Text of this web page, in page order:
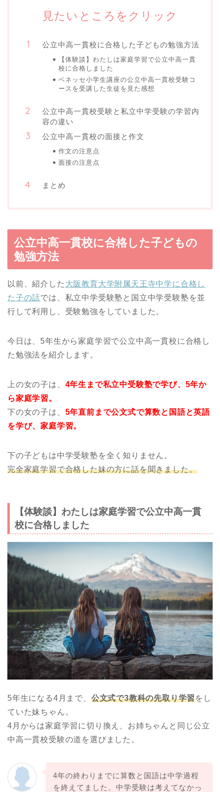
見たいところをクリック
公立中高一貫校に合格した子どもの勉強方法
【体験談】わたしは家庭学習で公立中高一貫
校に合格しました
ベネッセ小学生講座の公立中高一貫校受験コ
ースを受講した生徒を見た感想
公立中高一貫校受験と私立中学受験の学習内
容の違い
公立中高一貫校の面接と作文
作文の注意点
面接の注意点
まとめ
公立中高一貫校に合格した子どもの
勉強方法
以前、紹介した 大阪教育大学附属天王寺中学に合格し
た子の話では、私立中学受験塾と国立中学受験塾を並
行して利用し、受験勉強をしていました。
今日は、5年生から家庭学習で公立中高一貫校に合格し
た勉強法を紹介します。
上の女の子は、 4年生まで私立中受験塾で学び、5年か
ら家庭学習。
下の女の子は、 5年直前まで公文式で算数と国語と英語
を学び、家庭学習。
下の子どもは中学受験塾を全く知りません。
完全家庭学習で合格した妹の方に話を聞きました。
【体験談】わたしは家庭学習で公立中高一貫
校に合格しました
5年生になる4月まで、 公文式で3教科の先取り学習をし
ていた妹ちゃん。
4月からは家庭学習に切り換え、お姉ちゃんと同じ公立
中高一貫校受験の道を選びました。
4年の終わりまでに算数と国語は中学過程
を終えてました。中学受験は考えてなかっ